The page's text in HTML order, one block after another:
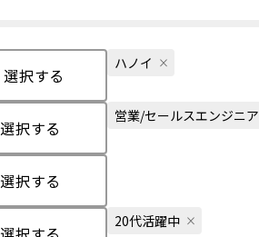
選択する
ハノイ
選択する
営業/セールスエンジニア
選択する
20代活躍中